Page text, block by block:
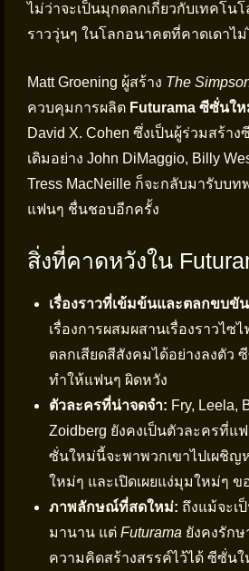
ไม่ว่าจะเป็นมุกตลกเกี่ยวกับเทคโนโ
ราววุ่นๆ ในโลกอนาคตที่คาดเดาไม่
Matt Groening ผู้สร้าง The
ควบคุมการผลิต Futurama ซีซั่นใ
David X. Cohen ซึ่งเป็นผู้ร่วมสร้า
เดิมอย่าง John DiMaggio, Billy
Tress MacNeille ก็จะกลับมารับบท
แฟนๆ ชื่นชอบอีกครั้ง
สิ่งที่คาดหวังใน
เรื่องราวที่เข้มข้นและตลกขบขั
เรื่องการผสมผสานเรื่องราวไซ
ตลกเสียดสีสังคมได้อย่างลงตัว
ทำให้แฟนๆ ผิดหวัง
ตัวละครที่น่าจดจำ: Fry, Leela,
Zoidberg ยังคงเป็นตัวละครที่แ
ซั่นใหม่นี้จะพาพวกเขาไปเผชิญ
ใหม่ๆ และเปิดเผยแง่มุมใหม่ๆ ข
ภาพลักษณ์ที่สดใหม่: ถึงแม้จะเ
มานาน แต่ Futurama ยังคงรัก
ความคิดสร้างสรรค์ไว้ได้ ซีซั่น